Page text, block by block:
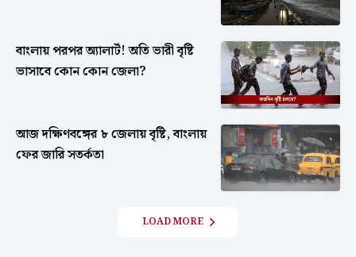
বাংলায় পরপর অ্যালার্ট! অতি ভারী বৃষ্টি
ভাসাবে কোন কোন জেলা?
আজ দক্ষিণবঙ্গের ৮ জেলায় বৃষ্টি, বাংলায়
ফের জারি সতর্কতা
LOAD MORE